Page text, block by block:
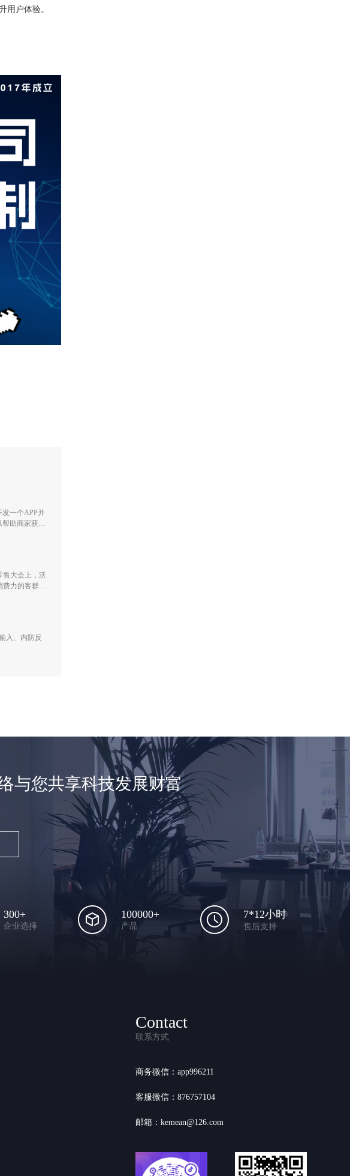
用户体验。
一个APP并
助商家获取
售大会上，沃
费力的客群不
入、内防反
与您共享科技发展财富
300+
企业选择
100000+
产品
7*12小时
售后支持
Contact
联系方式
商务微信：app996211
客服微信：876757104
邮箱：kemean@126.com